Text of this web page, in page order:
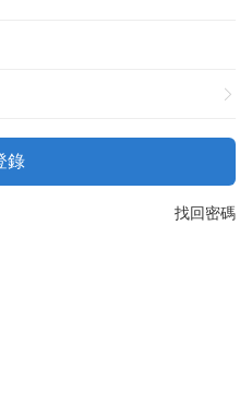
錄
找回密碼